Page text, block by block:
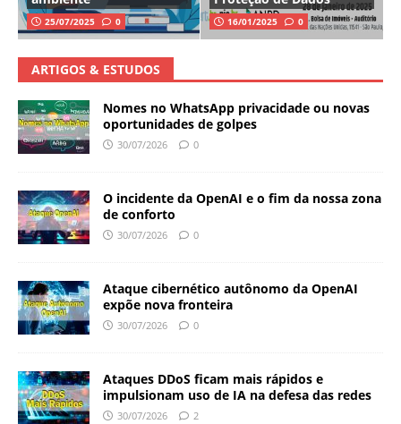
25/07/2025 0 16/01/2025 0
ARTIGOS & ESTUDOS
Nomes no WhatsApp privacidade ou novas
oportunidades de golpes
30/07/2026 0
O incidente da OpenAI e o fim da nossa zona
de conforto
30/07/2026 0
Ataque cibernético autônomo da OpenAI
expõe nova fronteira
30/07/2026 0
Ataques DDoS ficam mais rápidos e
impulsionam uso de IA na defesa das redes
30/07/2026 2